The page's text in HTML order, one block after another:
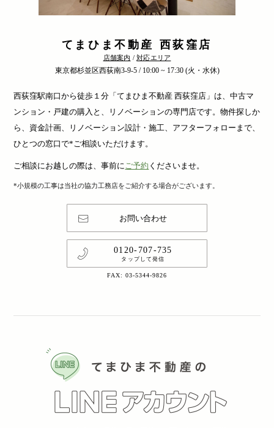
てまひま不動産 西荻窪店
店舗案内 /対応エリア
東京都杉並区西荻南3-9-5 / 10:00 ~ 17:30 (火・水休)
西荻窪駅南口から徒歩１分「てまひま不動産 西荻窪店」は、中古マ
ンション・戸建の購入と、リノベーションの専門店です。物件探しか
ら、資金計画、リノベーション設計・施工、アフターフォローまで、
ひとつの窓口で*ご相談いただけます。
ご相談にお越しの際は、事前にご予約 くださいませ。
*小規模の工事は当社の協力工務店をご紹介する場合がございます。
お問い合わせ
0120-707-735
タップして発信
FAX: 03-5344-9826